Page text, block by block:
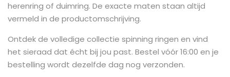
herenring of duimring. De exacte maten staan altijd
vermeld in de productomschrijving.
Ontdek de volledige collectie spinning ringen en vind
het sieraad dat écht bij jou past. Bestel vóór 16:00 en je
bestelling wordt dezelfde dag nog verzonden.